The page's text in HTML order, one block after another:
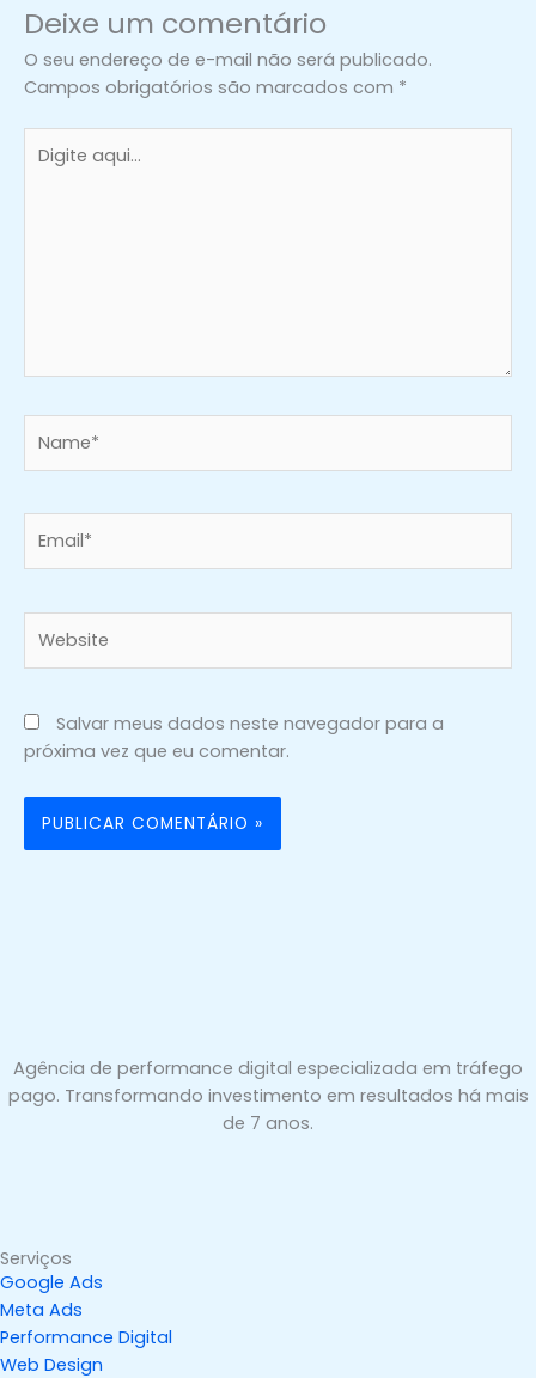
k a
m
n
Deixe um comentário
O seu endereço de e-mail não será publicado.
Campos obrigatórios são marcados com *
aqui...
Salvar meus dados neste navegador para a
próxima vez que eu comentar.
Agência de performance digital especializada em tráfego
pago. Transformando investimento em resultados há mais
de 7 anos.
Serviços
Google Ads
Meta Ads
Performance Digital
Web Design